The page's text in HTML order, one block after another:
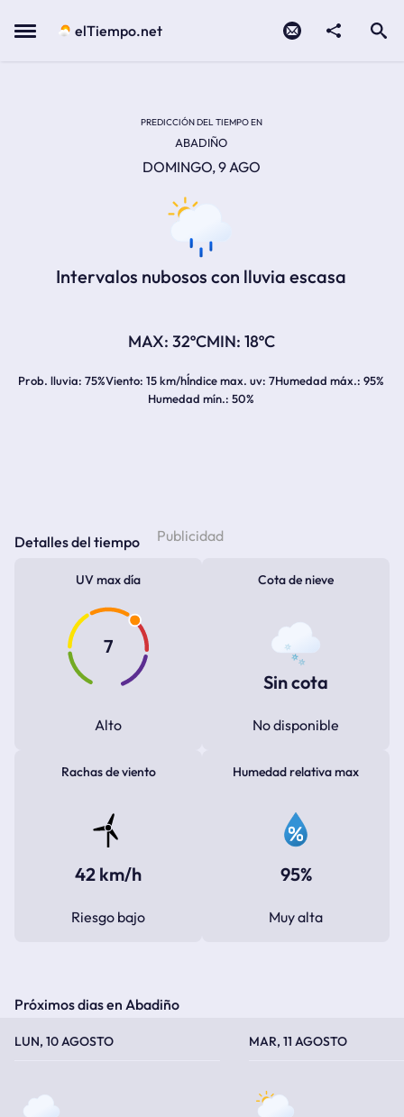
Menu elTiempo.net
PREDICCIÓN DEL TIEMPO EN
ABADIÑO
DOMINGO, 9 AGO
32ºC 18ºC
Intervalos nubosos con lluvia escasa
Prob. lluvia 75%Viento 15 km/hÍndice max. uv 7Humedad máx. 95%
Humedad mín. 50%
Detalles del tiempo
UV max día
7
Alto
Cota de nieve
Sin cota
No disponible
Rachas de viento
42 km/h
Riesgo bajo
Humedad relativa max
95%
Muy alta
Próximos dias en Abadiño
LUN, 10 AGOSTO MAR, 11 AGOSTO